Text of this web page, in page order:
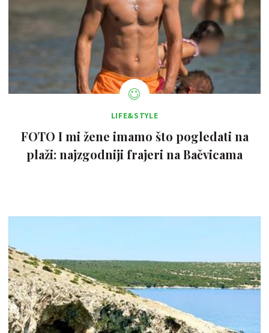
LIFE&STYLE
FOTO I mi žene imamo što pogledati na
plaži: najzgodniji frajeri na Bačvicama